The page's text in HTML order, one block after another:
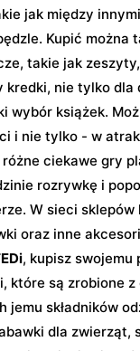
jak między
Kupić można
takie jak zeszyty,
kredki, nie tylko dla
wybór książek.
i nie tylko - w
ciekawe gry
rozrywkę i
W sieci sklepów
oraz inne
, kupisz swojemu
które są zrobione
jemu składników
dla zwierząt,